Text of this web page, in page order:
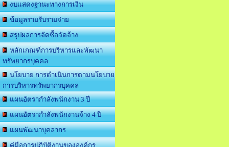
งบแสดงฐานะทางการเงิน
ข้อมูลรายรับรายจ่าย
สรุปผลการจัดซื้อจัดจ้าง
หลักเกณฑ์การบริหารและพัฒนา
ทรัพยากรบุคคล
นโยบาย การดำเนินการตามนโยบาย
การบริหารทรัพยากรบุคคล
แผนอัตรากำลังพนักงาน 3 ปี
แผนอัตรากำลังพนักงานจ้าง 4 ปี
แผนพัฒนาบุคลากร
คู่มือการปฏิบัติงานขององค์กร